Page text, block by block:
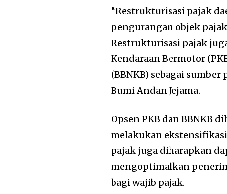
“Restrukturisasi pajak
pengurangan objek
Restrukturisasi pajak
Kendaraan Bermotor
(BBNKB) sebagai
Bumi Andan Jejama.
Opsen PKB dan BBNKB
melakukan
pajak juga diharapkan
mengoptimalkan
bagi wajib pajak.